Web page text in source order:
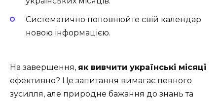
Систематично поповнюйте свій календар
новою інформацією.
На завершення, як вивчити українські місяці
ефективно? Це запитання вимагає певного
зусилля, але природне бажання до знань та